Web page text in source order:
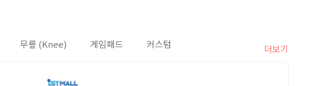
무릎 (Knee) 게임패드 커스텀 더보기